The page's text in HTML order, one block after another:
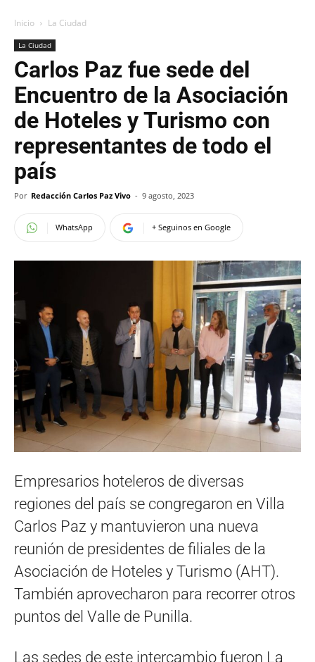
Inicio La Ciudad
La Ciudad
Carlos Paz fue sede del
Encuentro de la Asociación
de Hoteles y Turismo con
representantes de todo el
país
Por Redacción Carlos Paz Vivo - 9 agosto, 2023
WhatsApp + Seguinos en Google
Empresarios hoteleros de diversas
regiones del país se congregaron en Villa
Carlos Paz y mantuvieron una nueva
reunión de presidentes de filiales de la
Asociación de Hoteles y Turismo (AHT).
También aprovecharon para recorrer otros
puntos del Valle de Punilla.
Las sedes de este intercambio fueron La